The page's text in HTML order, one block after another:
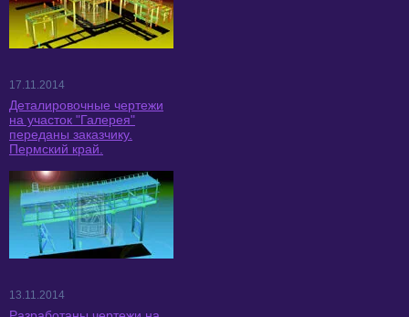
17.11.2014
Деталировочные чертежи
на участок "Галерея"
переданы заказчику.
Пермский край.
13.11.2014